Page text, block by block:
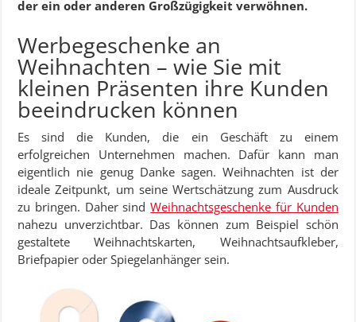
der ein oder anderen Großzügigkeit verwöhnen.
Werbegeschenke an
Weihnachten – wie Sie mit
kleinen Präsenten ihre Kunden
beeindrucken können
Es sind die Kunden, die ein Geschäft zu einem
erfolgreichen Unternehmen machen. Dafür kann man
eigentlich nie genug Danke sagen. Weihnachten ist der
ideale Zeitpunkt, um seine Wertschätzung zum Ausdruck
zu bringen. Daher sindWeihnachtsgeschenke für Kunden
nahezu unverzichtbar. Das können zum Beispiel schön
gestaltete Weihnachtskarten, Weihnachtsaufkleber,
Briefpapier oder Spiegelanhänger sein.